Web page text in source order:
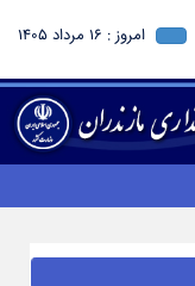
امروز : 16 مرداد 1405